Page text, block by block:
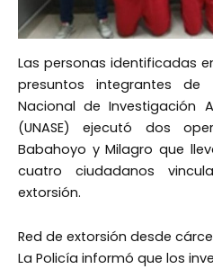
Las personas identificadas
presuntos integrantes de
Nacional de Investigación
(UNASE) ejecutó dos
Babahoyo y Milagro que
cuatro ciudadanos
extorsión.
Red de extorsión desde
La Policía informó que los